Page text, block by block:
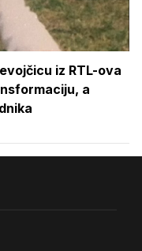
iz RTL-ova
a